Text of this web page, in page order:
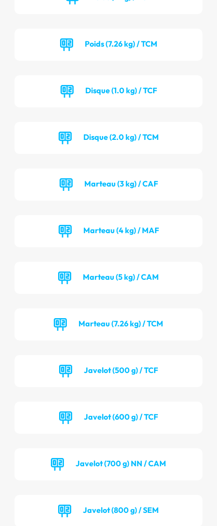
Poids (7.26 kg) / TCM
Disque (1.0 kg) / TCF
Disque (2.0 kg) / TCM
Marteau (3 kg) / CAF
Marteau (4 kg) / MAF
Marteau (5 kg) / CAM
Marteau (7.26 kg) / TCM
Javelot (500 g) / TCF
Javelot (600 g) / TCF
Javelot (700 g) NN / CAM
Javelot (800 g) / SEM